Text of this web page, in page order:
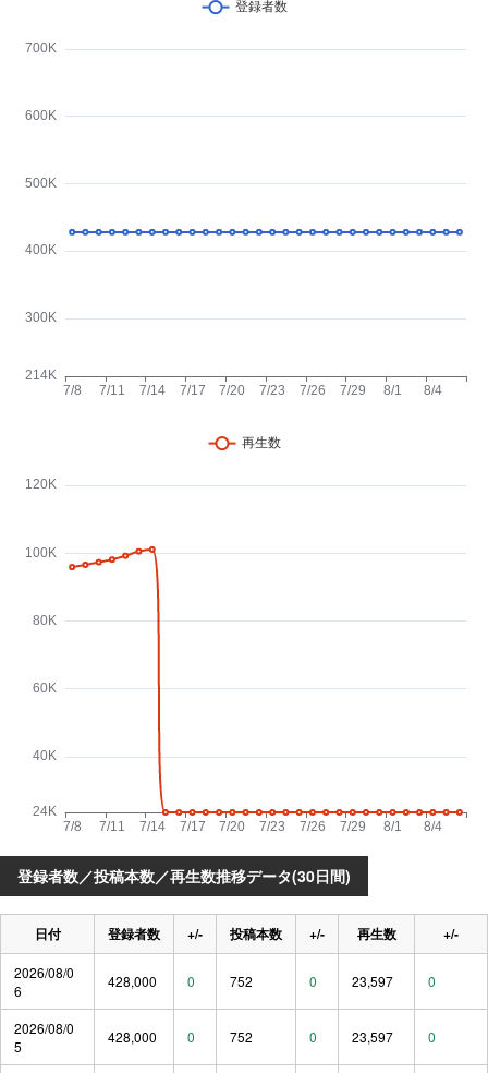
登録者数／投稿本数／再生数推移データ(30日間)
日付 登録者数 +/- 投稿本数 +/- 再生数 +/-
2026/08/0
6
428,000 0 752 0 23,597 0
2026/08/0
5
428,000 0 752 0 23,597 0